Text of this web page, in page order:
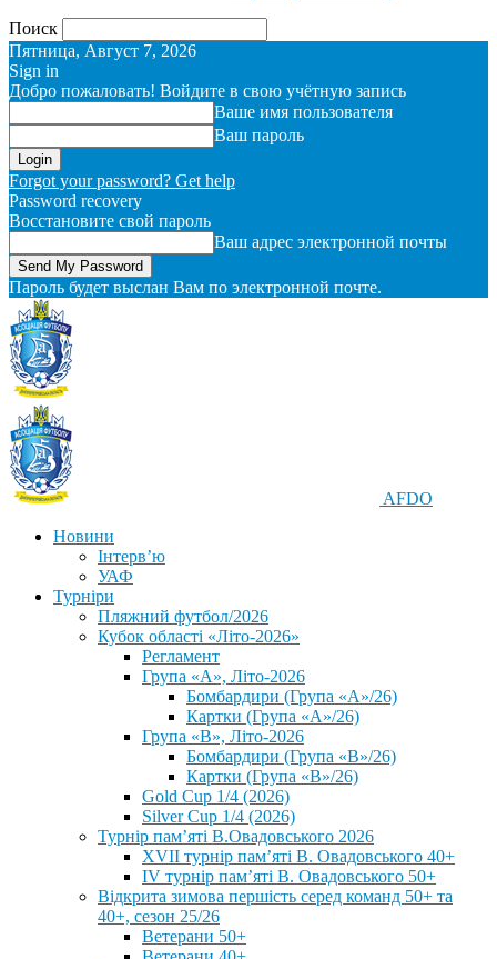
Поиск
Пятница, Август 7, 2026
Sign in
Добро пожаловать! Войдите в свою учётную запись
Ваше имя пользователя
Ваш пароль
Forgot your password? Get help
Password recovery
Восстановите свой пароль
Ваш адрес электронной почты
Пароль будет выслан Вам по электронной почте.
AFDO
Новини
Інтерв’ю
УАФ
Турніри
Пляжний футбол/2026
Кубок області «Літо-2026»
Регламент
Група «А», Літо-2026
Бомбардири (Група «А»/26)
Картки (Група «А»/26)
Група «В», Літо-2026
Бомбардири (Група «В»/26)
Картки (Група «В»/26)
Gold Cup 1/4 (2026)
Silver Cup 1/4 (2026)
Турнір пам’яті В.Овадовського 2026
XVII турнір пам’яті В. Овадовського 40+
IV турнір пам’яті В. Овадовського 50+
Відкрита зимова першість серед команд 50+ та
40+, сезон 25/26
Ветерани 50+